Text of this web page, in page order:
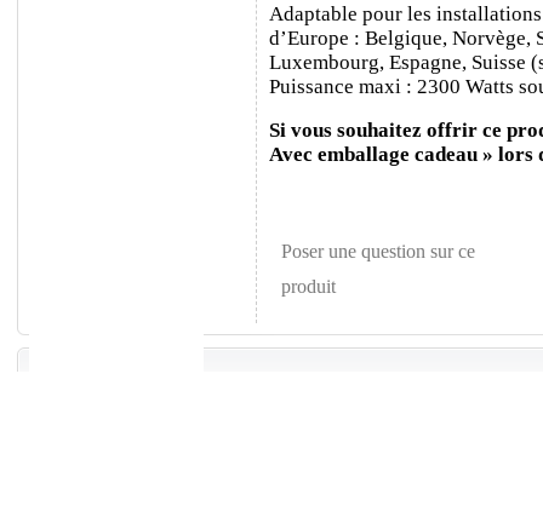
Adaptable pour les
d’Europe : Belgique, Norvège,
Luxembourg, Espagne, Suisse
Puissance maxi : 2300 Watts
Si vous souhaitez offrir ce
Avec emballage cadeau » lors
Poser une question sur ce
produit